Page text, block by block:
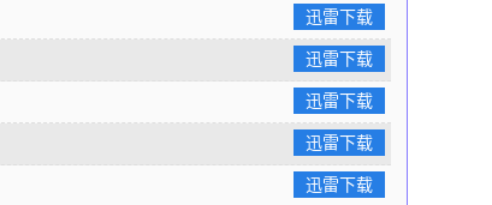
迅雷下载
迅雷下载
迅雷下载
迅雷下载
迅雷下载